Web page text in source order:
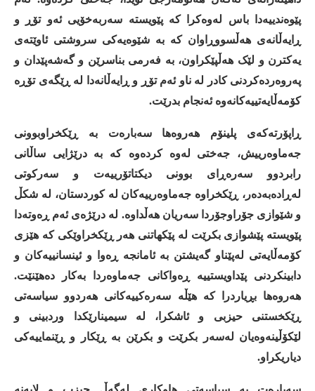
پێوەندییەدا
باس لەوەکرا کە پێویستە سەربەخۆیی ئەو تۆڕ
و
ڕایەڵانەی هەڵسووڕاوان کە بە شێوەیەکی سروشتی ئاوێتەی
یەکترن و لێک هەڵپێکراون، بە فەرمی بناسرێن و گەشەپێدان و
پەروەردەکردنی کادر لە ناو ئەم تۆڕ و ڕایەڵانەدا لە ڕێگەی تۆڕە
کۆمەڵایەتییەکانەوە ئەنجام بدرێت.
ڕاپۆرتەکەی پلینۆم هەروەها سەبارەت بە
ڕێکخراوبوونی
جەماوەرییش،
جەختی لەوە کردەوە کە بە درێژایی
ساڵانی
رابردوو
سەرەڕای بوونی دیکتاتۆرییەت و
سەرکوتی
لەڕادەبەدەر، ڕێکخراوە جەماوەرییەکان لە کوردستان، لە شکڵ
و شێوازی جۆراوجۆردا سەریان هەڵداوە. لە درێژەی ئەم ڕەوتەدا
پێویستە پێشوازی بکرێت لە پێکهاتنی هەر ڕێکخراوێکی کە هێزی
کۆمەڵایەتی لەپێناو گەیشتن بە ئامانجە ڕەوا و ئینسانییەکان و
دابینکردنی
پێداویستییە ڕەواکانی جەماوەردا بەکار دەهێنێت.
هەروەها بڕیاردرا کە هێڵە سەرەکییەکانی هەردوو سیاسەتی
ڕێکخستنی
حیزبی و ئاشکرا، لە سیمینارێکدا وردبینی
و
لێکۆڵینەوەیان لەسەر بکرێت و بکرێن بە ڕێکار و ڕێنماییەکی
دیاریکراو.